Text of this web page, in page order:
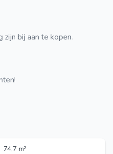
bij aan te kopen.
74,7 m²